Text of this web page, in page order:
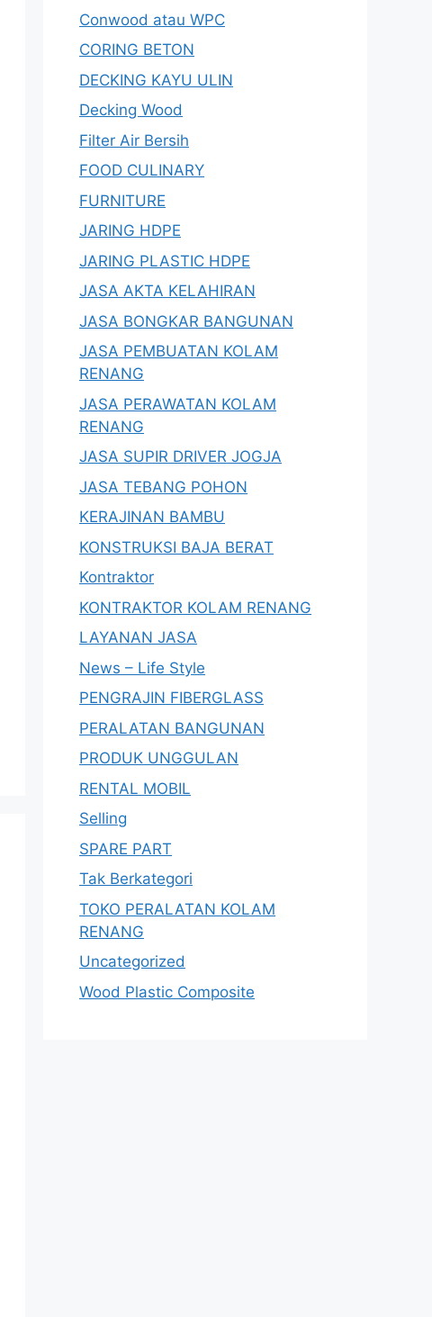
Conwood atau WPC
CORING BETON
DECKING KAYU ULIN
Decking Wood
Filter Air Bersih
FOOD CULINARY
FURNITURE
JARING HDPE
JARING PLASTIC HDPE
JASA AKTA KELAHIRAN
JASA BONGKAR BANGUNAN
JASA PEMBUATAN KOLAM
RENANG
JASA PERAWATAN KOLAM
RENANG
JASA SUPIR DRIVER JOGJA
JASA TEBANG POHON
KERAJINAN BAMBU
KONSTRUKSI BAJA BERAT
Kontraktor
KONTRAKTOR KOLAM RENANG
LAYANAN JASA
News – Life Style
PENGRAJIN FIBERGLASS
PERALATAN BANGUNAN
PRODUK UNGGULAN
RENTAL MOBIL
Selling
SPARE PART
Tak Berkategori
TOKO PERALATAN KOLAM
RENANG
Uncategorized
Wood Plastic Composite